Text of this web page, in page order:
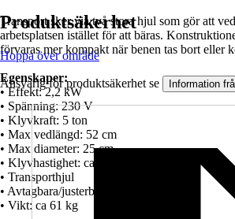
Transport sker via två stora hjul som gör att
arbetsplatsen istället för att bäras.
förvaras mer kompakt när benen tas bort eller
Egenskaper:
• Effekt: 2,2 kW
• Spänning: 230 V
• Klyvkraft: 5 ton
• Max vedlängd: 52 cm
• Max diameter: 25 cm
• Klyvhastighet: ca 7,5 cm/s
• Transporthjul
• Avtagbara/justerbara ben
• Vikt: ca 61 kg
Produktsäkerhet
Hoppa över område
Ansvarig för produktsäkerhet se Information